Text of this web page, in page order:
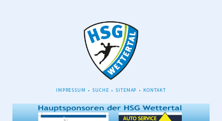
NAVIGATION
IMPRESSUM SUCHE SITEMAP KONTAKT